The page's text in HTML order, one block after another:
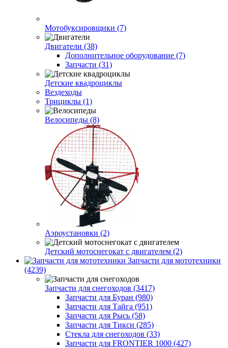
Мотобуксировщики (7)
Двигатели (38)
Дополнительное оборудование (7)
Запчасти (31)
Детские квадроциклы
Вездеходы
Трициклы (1)
Велосипеды (8)
Аэроустановки (2)
Детский мотоснегокат с двигателем (2)
Запчасти для мототехники
(4239)
Запчасти для снегоходов (3417)
Запчасти для Буран (980)
Запчасти для Тайга (951)
Запчасти для Рысь (58)
Запчасти для Тикси (285)
Стекла для снегоходов (33)
Запчасти для FRONTIER 1000 (427)